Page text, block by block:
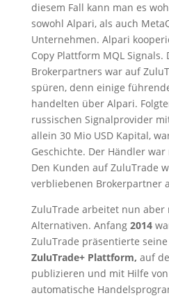
diesem Fall kann man es
sowohl Alpari, als auch
Unternehmen. Alpari
Copy Plattform MQL Signals.
Brokerpartners war auf
spüren, denn einige
handelten über Alpari.
russischen Signalprovider
allein 30 Mio USD Kapital,
Geschichte. Der Händler
Den Kunden auf ZuluTrade
verbliebenen Brokerpartner
ZuluTrade arbeitet nun aber
Alternativen. Anfang 2014
ZuluTrade präsentierte
ZuluTrade+ Plattform, auf
publizieren und mit Hilfe
automatische